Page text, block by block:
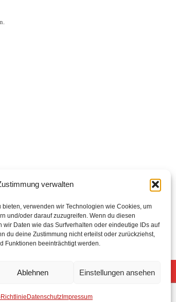
verwalten
verwenden wir Technologien wie Cookies, um
und/oder darauf zuzugreifen. Wenn du diesen
wir Daten wie das Surfverhalten oder eindeutige IDs auf
du deine Zustimmung nicht erteilst oder zurückziehst,
Funktionen beeinträchtigt werden.
Ablehnen Einstellungen ansehen
DatenschutzImpressum